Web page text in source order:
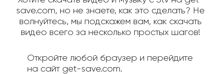
save.com, но не знаете, как это сделать? Не
волнуйтесь, мы подскажем вам, как скачать
видео всего за несколько простых шагов!
Откройте любой браузер и перейдите
на сайт get-save.com.